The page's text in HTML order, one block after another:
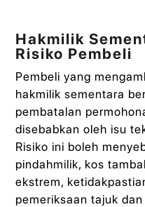
Hakmilik
Risiko Pembeli
Pembeli yang
hakmilik sementara
pembatalan
disebabkan oleh isu
Risiko ini boleh
pindahmilik, kos
ekstrem,
pemeriksaan tajuk